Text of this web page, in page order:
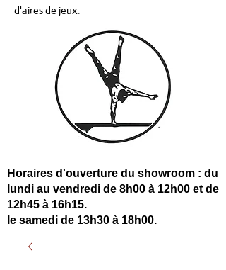
d'aires de jeux.
Horaires d'ouverture du showroom : du
lundi au vendredi de 8h00 à 12h00 et de
12h45 à 16h15.
le samedi de 13h30 à 18h00.